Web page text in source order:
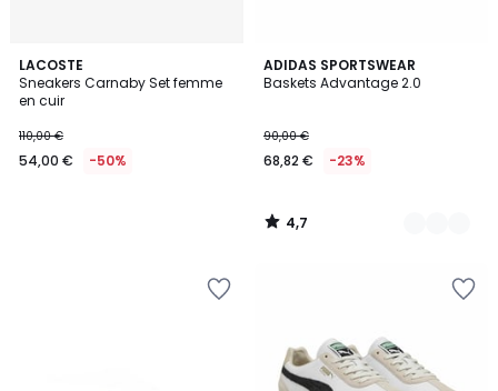
LACOSTE
Sneakers Carnaby Set femme
en cuir
110,00 €
54,00 € -50%
ADIDAS SPORTSWEAR
Baskets Advantage 2.0
90,00 €
68,82 € -23%
4,7
/ 5
2
Couleurs
4,7
/